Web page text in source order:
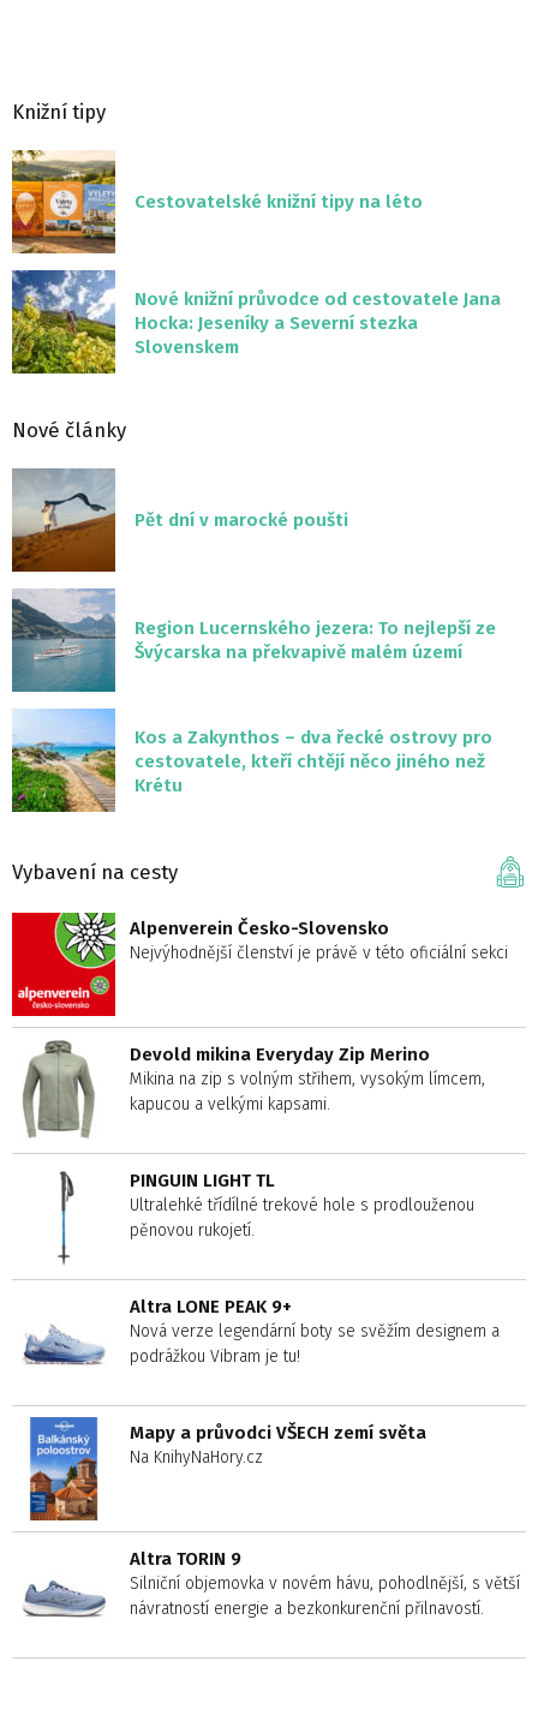
Knižní tipy
Cestovatelské knižní tipy na léto
Nové knižní průvodce od cestovatele Jana
Hocka: Jeseníky a Severní stezka
Slovenskem
Nové články
Pět dní v marocké poušti
Region Lucernského jezera: To nejlepší ze
Švýcarska na překvapivě malém území
Kos a Zakynthos – dva řecké ostrovy pro
cestovatele, kteří chtějí něco jiného než
Krétu
Vybavení na cesty
Alpenverein Česko-Slovensko
Nejvýhodnější členství je právě v této oficiální sekci
Devold mikina Everyday Zip Merino
Mikina na zip s volným střihem, vysokým límcem,
kapucou a velkými kapsami.
PINGUIN LIGHT TL
Ultralehké třídílné trekové hole s prodlouženou
pěnovou rukojetí.
Altra LONE PEAK 9+
Nová verze legendární boty se svěžím designem a
podrážkou Vibram je tu!
Mapy a průvodci VŠECH zemí světa
Na KnihyNaHory.cz
Altra TORIN 9
Silniční objemovka v novém hávu, pohodlnější, s větší
návratností energie a bezkonkurenční přilnavostí.